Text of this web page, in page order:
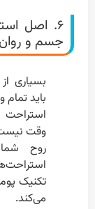
۶. اصل
جسم و روان
بسیاری
باید
استراحت
وقت
روح
تکنیک
می‌کند.